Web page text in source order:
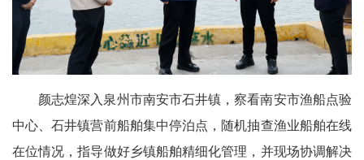
颜志煌深入泉州市南安市石井镇，察看南安市渔船点验
中心、石井镇营前船舶集中停泊点，随机抽查渔业船舶在线
在位情况，指导做好乡镇船舶精细化管理，并现场协调解决